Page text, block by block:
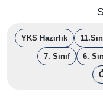
YKS Hazırlık
7. Sınıf 6.